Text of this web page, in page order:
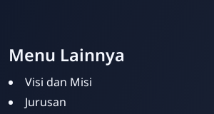
Menu Lainnya
Visi dan Misi
Jurusan